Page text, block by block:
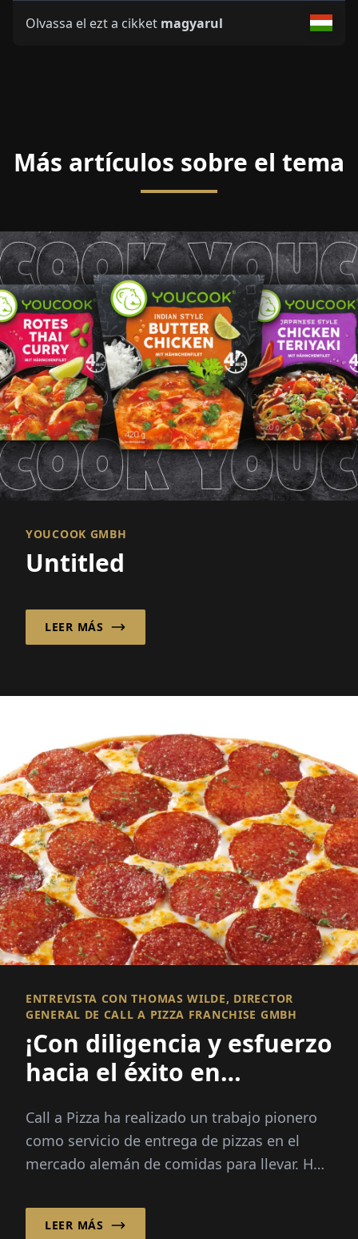
Olvassa el ezt a cikket magyarul
Más artículos sobre el tema
YOUCOOK GMBH
Untitled
LEER MÁS
ENTREVISTA CON THOMAS WILDE, DIRECTOR
GENERAL DE CALL A PIZZA FRANCHISE GMBH
¡Con diligencia y esfuerzo
hacia el éxito en
Call a Pizza ha realizado un trabajo pionero
como servicio de entrega de pizzas en el
mercado alemán de comidas para llevar. Hoy
sistema de franquicias, ...
LEER MÁS